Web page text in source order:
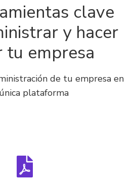
clave
y hacer
tu empresa
de tu empresa en
plataforma